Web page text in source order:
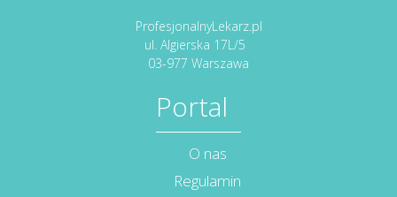
ProfesjonalnyLekarz.pl
ul. Algierska 17L/5
03-977 Warszawa
Portal
O nas
Regulamin